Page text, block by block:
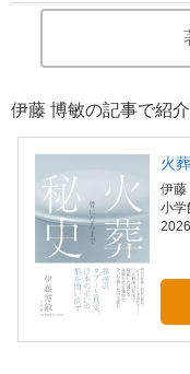
伊藤 博敏の記事で紹
火
伊藤
小学